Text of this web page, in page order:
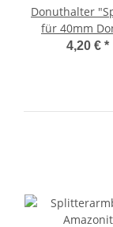
Donuthalter
für 40mm
vergoldet
4,20 € *